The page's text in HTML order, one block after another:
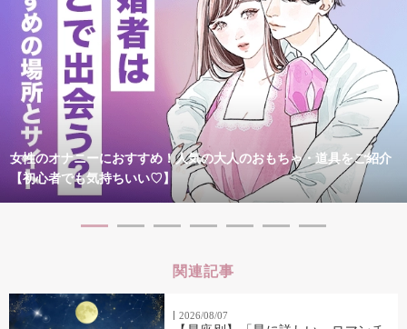
女性のオナニーにおすすめ！人気の大人のおもちゃ・道具をご紹介
【初心者でも気持ちいい♡】
関連記事
2026/08/07